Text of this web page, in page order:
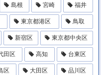
島根 宮崎 福井
東京都港区 鳥取
新宿区 東京都中央区
田区 高知 台東区
区 大田区 品川区